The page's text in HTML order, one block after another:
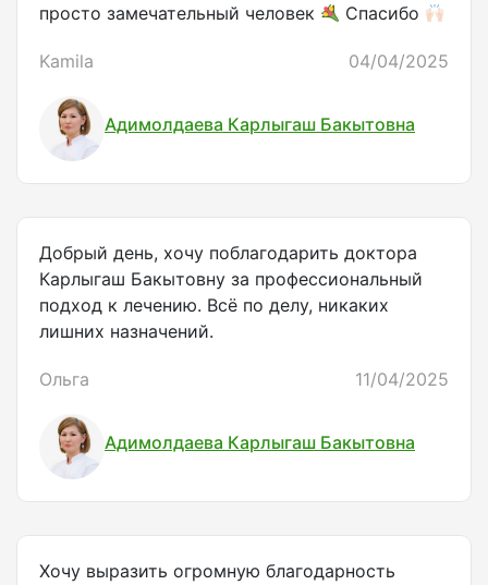
просто замечательный человек
Спасибо
Kamila 04/04/2025
Адимолдаева Карлыгаш Бакытовна
Добрый день, хочу поблагодарить доктора
Карлыгаш Бакытовну за профессиональный
подход к лечению. Всё по делу, никаких
лишних назначений.
Ольга 11/04/2025
Адимолдаева Карлыгаш Бакытовна
Хочу выразить огромную благодарность